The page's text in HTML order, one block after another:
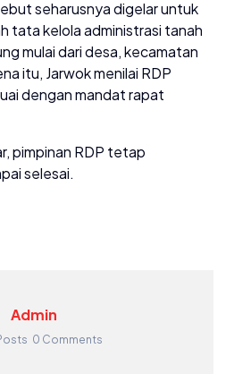
seharusnya digelar untuk
tata kelola administrasi tanah
mulai dari desa, kecamatan
itu, Jarwok menilai RDP
dengan mandat rapat
pimpinan RDP tetap
selesai.
Admin
0 Comments